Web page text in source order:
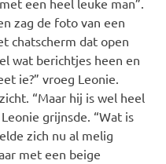
een heel leuke man”.
zag de foto van een
chatscherm dat open
wat berichtjes heen en
ie?” vroeg Leonie.
“Maar hij is wel heel
grijnsde. “Wat is
zich nu al melig
met een beige